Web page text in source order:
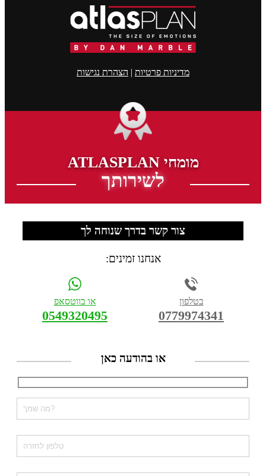
מדיניות פרטיות | הצהרת נגישות
מומחי ATLASPLAN
לשירותך
צור קשר בדרך שנוחה לך
אנחנו זמינים:
בטלפון
0779974341
או בווטסאפ
0549320495
או בהודעה כאן